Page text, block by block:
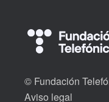
© Fundación
Aviso legal